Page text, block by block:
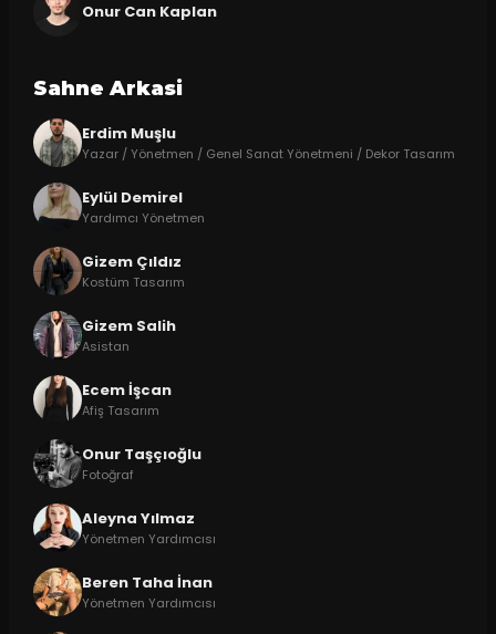
Onur Can Kaplan
Sahne Arkasi
Erdim Muşlu
Yazar / Yönetmen / Genel Sanat Yönetmeni / Dekor Tasarım
Eylül Demirel
Yardımcı Yönetmen
Gizem Çıldız
Kostüm Tasarım
Gizem Salih
Asistan
Ecem İşcan
Afiş Tasarım
Onur Taşçıoğlu
Fotoğraf
Aleyna Yılmaz
Yönetmen Yardımcısı
Beren Taha İnan
Yönetmen Yardımcısı